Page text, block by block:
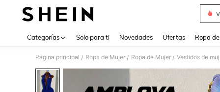
Categorías Solo para ti Novedades Ofertas Ropa
Página principal / Ropa de Mujer / Ropa de Mujer / Vestidos de